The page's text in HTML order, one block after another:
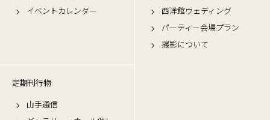
イベントカレンダー
西洋館ウェディング
パーティー会場プラン
撮影について
定期刊行物
山手通信